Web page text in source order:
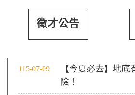
徵才公告
115-07-09
【今夏必去】地
險！